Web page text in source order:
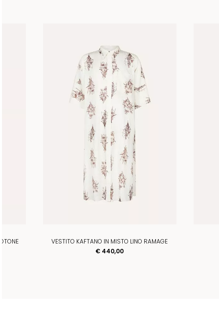
VESTITO KAFTANO IN MISTO LINO RAMAGE
€ 440,00